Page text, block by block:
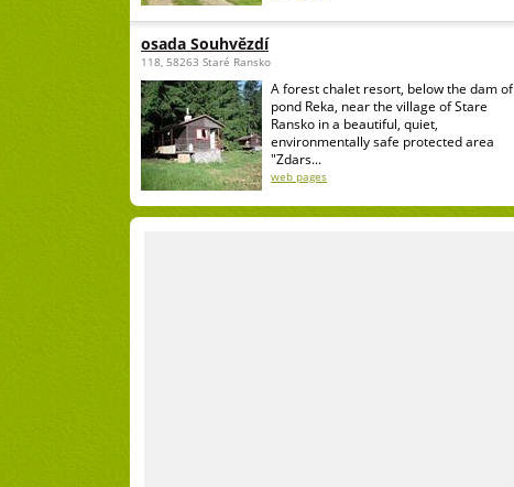
osada Souhvězdí
118, 58263 Staré Ransko
A forest chalet resort, below the dam of
pond Reka, near the village of Stare
Ransko in a beautiful, quiet,
environmentally safe protected area
"Zdars...
web pages